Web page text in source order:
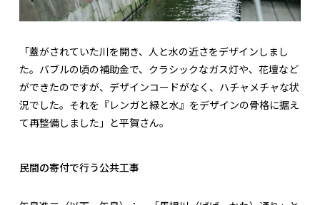
「蓋がされていた川を開き、人と水の近さをデザインしまし
た。バブルの頃の補助金で、クラシックなガス灯や、花壇など
ができたのですが、デザインコードがなく、ハチャメチャな状
況でした。それを『レンガと緑と水』をデザインの骨格に据え
て再整備しました」と平賀さん。
民間の寄付で行う公共工事